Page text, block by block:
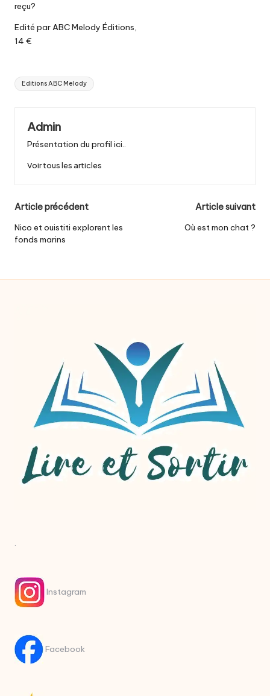
reçu?
Edité par ABC Melody Éditions,
14 €
Tags:
Editions ABC Melody
Admin
Présentation du profil ici..
Voir tous les articles
Post
navigation
Article précédent
Nico et ouistiti explorent les
fonds marins
Article suivant
Où est mon chat ?
.
Instagram
Facebook